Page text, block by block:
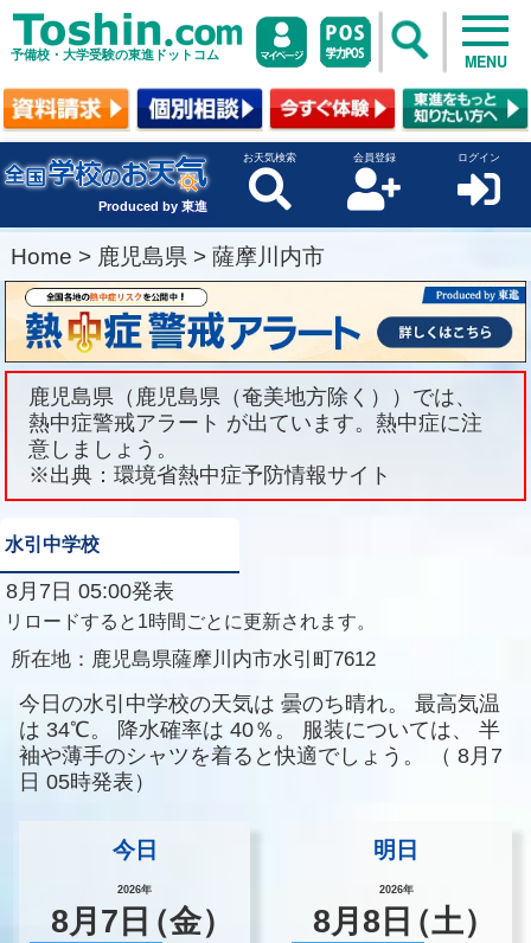
予備校・大学受験の東進ドットコム MENU
Produced by 東進
お天気検索 会員登録 ログイン
Home > 鹿児島県 > 薩摩川内市
鹿児島県（鹿児島県（奄美地方除く））では、
熱中症警戒アラート が出ています。熱中症に注
意しましょう。
※出典：環境省熱中症予防情報サイト
水引中学校
8月7日 05:00発表
リロードすると1時間ごとに更新されます。
所在地： 鹿児島県薩摩川内市水引町7612
今日の水引中学校の天気は 曇のち晴れ。
最高気温
は 34℃。 降水確率は 40％。 服装については、
半
袖や薄手のシャツを着ると快適でしょう。
（ 8月7
日 05時発表）
今日
2026年
8月 7 日（金）
明日
2026年
8月8 日（土）